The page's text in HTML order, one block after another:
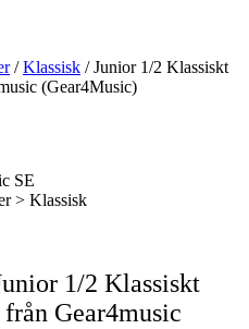
/Klassisk / Junior 1/2 Klassiskt
(Gear4Music)
SE
> Klassisk
1/2 Klassiskt
Gear4music